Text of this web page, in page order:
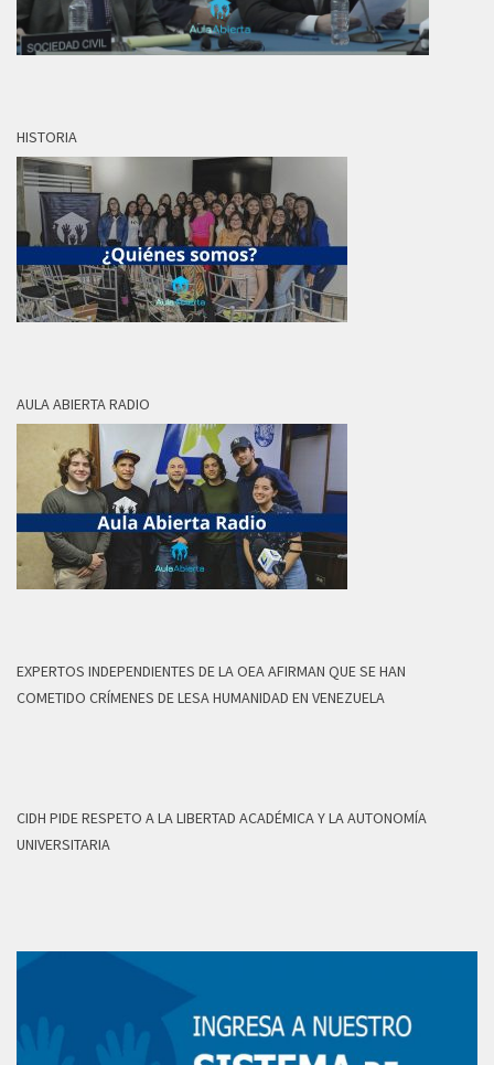
HISTORIA
AULA ABIERTA RADIO
EXPERTOS INDEPENDIENTES DE LA OEA AFIRMAN QUE SE HAN
COMETIDO CRÍMENES DE LESA HUMANIDAD EN VENEZUELA
CIDH PIDE RESPETO A LA LIBERTAD ACADÉMICA Y LA AUTONOMÍA
UNIVERSITARIA